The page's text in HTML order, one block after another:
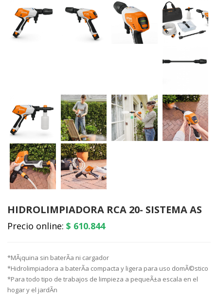
HIDROLIMPIADORA RCA 20- SISTEMA AS
Precio online: $ 610.844
*MÃ¡quina sin baterÃ­a ni cargador
*Hidrolimpiadora a baterÃ­a compacta y ligera para uso domÃ©stico
*Para todo tipo de trabajos de limpieza a pequeÃ±a escala en el
hogar y el jardÃ­n